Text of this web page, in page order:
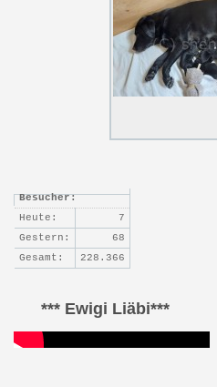
Besucher:
Heute:
7
Gestern:
68
Gesamt:
228.366
*** Ewigi Liäbi***